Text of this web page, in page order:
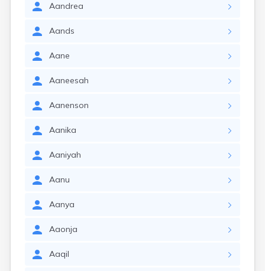
Aandrea
Aands
Aane
Aaneesah
Aanenson
Aanika
Aaniyah
Aanu
Aanya
Aaonja
Aaqil